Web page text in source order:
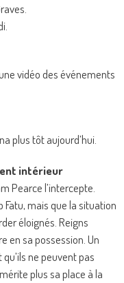
vidéo des événements
plus tôt aujourd’hui.
intérieur
Pearce l’intercepte.
Fatu, mais que la situation
éloignés. Reigns
en sa possession. Un
ne peuvent pas
plus sa place à la